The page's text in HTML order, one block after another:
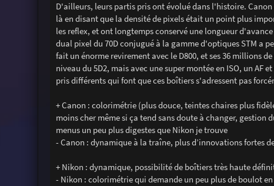
D'ailleurs, leurs partis pris ont évolué dans l'histoire.
là en disant que la densité de pixels était un point plus
les reflex, et ont longtemps conservé une longueur
dual pixel du 70D conjugué à la gamme d'optiques STM a
fait un énorme revirement avec le D800, et ses 36 millions
niveau du 5D2, mais avec une super montée en ISO, un
pris différents qui font que ces boîtiers s'adressent pas
+ Canon : colorimétrie (plus douce, teintes chaires plus
moins cher même si ça tend sans doute à changer,
menus un peu plus digestes que Nikon je trouve
- Canon : dynamique à la traîne, plus d’innovations fortes
+ Nikon : dynamique, possibilité de boîtiers très haute
- Nikon : colorimétrie qui demande un peu plus de boulot